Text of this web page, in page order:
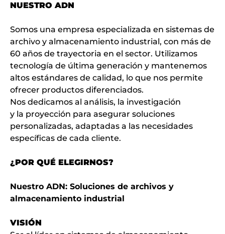
NUESTRO ADN
Somos una empresa especializada en sistemas de
archivo y almacenamiento industrial, con más de
60 años de trayectoria en el sector. Utilizamos
tecnología de última generación y mantenemos
altos estándares de calidad, lo que nos permite
ofrecer productos diferenciados.
Nos dedicamos al análisis, la investigación
y la proyección para asegurar soluciones
personalizadas, adaptadas a las necesidades
específicas de cada cliente.
¿POR QUÉ ELEGIRNOS?
Nuestro ADN: Soluciones de archivos y
almacenamiento industrial
VISIÓN